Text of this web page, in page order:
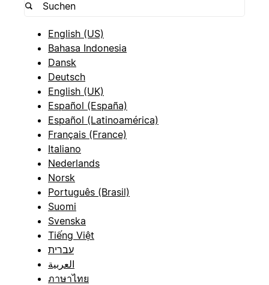
English (US)
Bahasa Indonesia
Dansk
Deutsch
English (UK)
Español (España)
Español (Latinoamérica)
Français (France)
Italiano
Nederlands
Norsk
Português (Brasil)
Suomi
Svenska
Tiếng Việt
עברית
العربية
ภาษาไทย